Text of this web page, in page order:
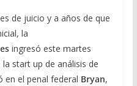
de juicio y a años de que
la
ingresó este martes
start up de análisis de
en el penal federal Bryan,